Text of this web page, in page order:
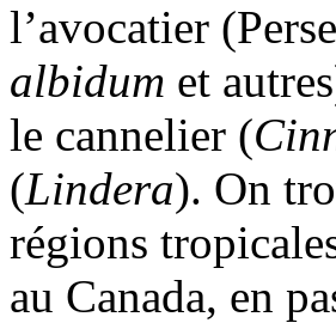
l’avocatier
albidum et
le cannelier (
(Lindera). On
régions
au Canada, en